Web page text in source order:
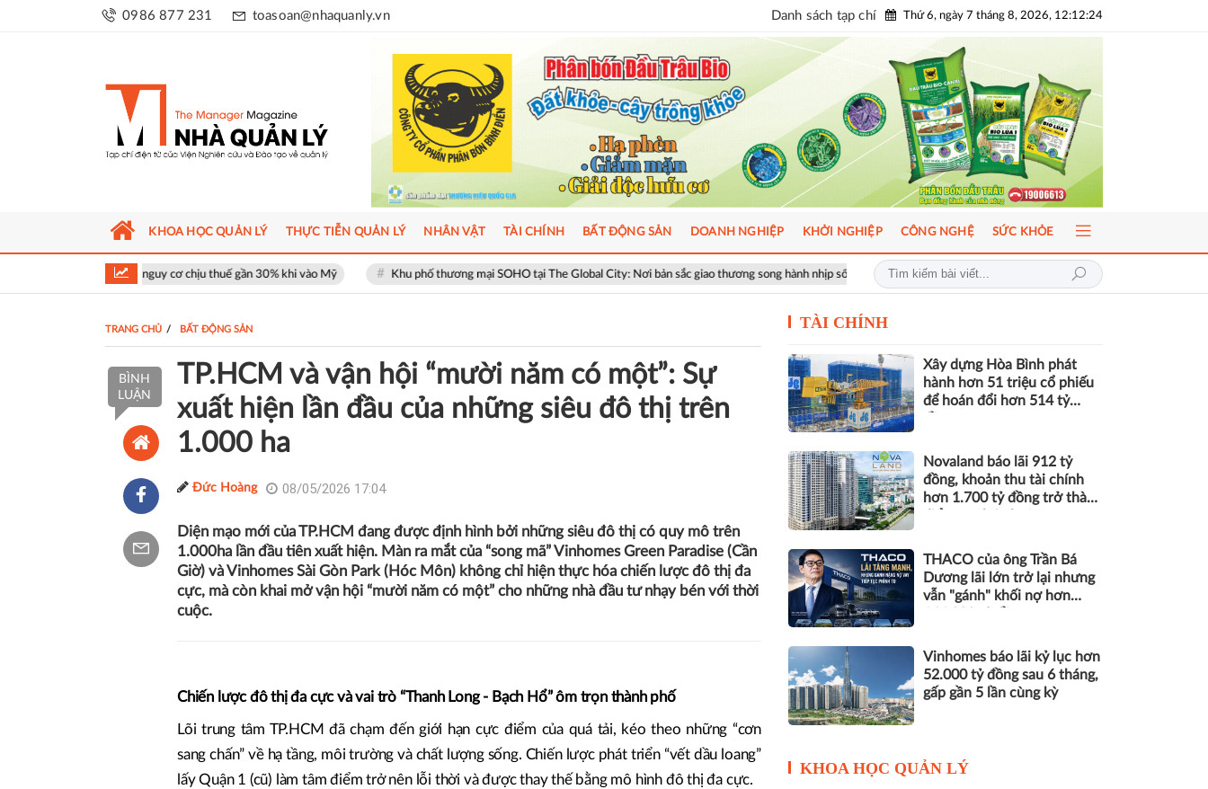
0986 877 231 toasoan@nhaquanly.vn Danh sách tạp chí Thứ 6, ngày 7 tháng 8, 2026, 12:12:25
đối mặt nguy cơ chịu thuế gần 30% khi vào Mỹ Khu phố thương mại SOHO tại The Global City: Nơi bản sắc giao thương song hành nhịp sống toàn cầu ICFM 2026: Đột phá mới trong phát triển Y học bào thai và Di
KHOA HỌC QUẢN LÝ THỰC TIỄN QUẢN LÝ NHÂN VẬT TÀI CHÍNH BẤT ĐỘNG SẢN DOANH NGHIỆP KHỞI NGHIỆP CÔNG NGHỆ SỨC KHỎE
TRANG CHỦ BẤT ĐỘNG SẢN
BÌNH
LUẬN
TP.HCM và vận hội “mười năm có một”: Sự
xuất hiện lần đầu của những siêu đô thị trên
1.000 ha
Đức Hoàng 08/05/2026 17:04
Diện mạo mới của TP.HCM đang được định hình bởi những siêu đô thị có quy mô trên
1.000ha lần đầu tiên xuất hiện. Màn ra mắt của “song mã” Vinhomes Green Paradise (Cần
Giờ) và Vinhomes Sài Gòn Park (Hóc Môn) không chỉ hiện thực hóa chiến lược đô thị đa
cực, mà còn khai mở vận hội “mười năm có một” cho những nhà đầu tư nhạy bén với thời
cuộc.
Chiến lược đô thị đa cực và vai trò “Thanh Long - Bạch Hổ” ôm trọn thành phố
Lõi trung tâm TP.HCM đã chạm đến giới hạn cực điểm của quá tải, kéo theo những “cơn
sang chấn” về hạ tầng, môi trường và chất lượng sống. Chiến lược phát triển “vết dầu loang”
lấy Quận 1 (cũ) làm tâm điểm trở nên lỗi thời và được thay thế bằng mô hình đô thị đa cực.
TÀI CHÍNH
Xây dựng Hòa Bình phát
hành hơn 51 triệu cổ phiếu
để hoán đổi hơn 514 tỷ
Novaland báo lãi 912 tỷ
đồng, khoản thu tài chính
hơn 1.700 tỷ đồng trở thành
THACO của ông Trần Bá
Dương lãi lớn trở lại nhưng
vẫn "gánh" khối nợ hơn
Vinhomes báo lãi kỷ lục hơn
52.000 tỷ đồng sau 6 tháng,
gấp gần 5 lần cùng kỳ
KHOA HỌC QUẢN LÝ